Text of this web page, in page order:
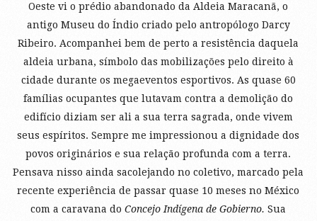
Oeste vi o prédio abandonado da Aldeia Maracanã, o
antigo Museu do Índio criado pelo antropólogo Darcy
Ribeiro. Acompanhei bem de perto a resistência daquela
aldeia urbana, símbolo das mobilizações pelo direito à
cidade durante os megaeventos esportivos. As quase 60
famílias ocupantes que lutavam contra a demolição do
edifício diziam ser ali a sua terra sagrada, onde vivem
seus espíritos. Sempre me impressionou a dignidade dos
povos originários e sua relação profunda com a terra.
Pensava nisso ainda sacolejando no coletivo, marcado pela
recente experiência de passar quase 10 meses no México
com a caravana doConcejo Indígena de Gobierno. Sua